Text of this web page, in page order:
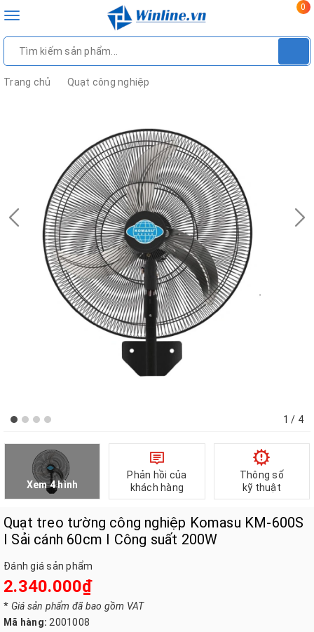
Toggle
0
Trang chủ Quạt công nghiệp
1 / 4
Xem 4 hình
Phản hồi của
khách hàng
Thông số
kỹ thuật
Quạt treo tường công nghiệp Komasu KM-600S
I Sải cánh 60cm I Công suất 200W
Đánh giá sản phẩm
2.340.000₫
* Giá sản phẩm đã bao gồm VAT
Mã hàng: 2001008